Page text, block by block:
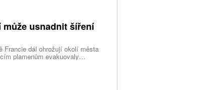
usnadnit šíření
Francie dál ohrožují okolí města
plamenům evakuovaly
bezpečnostních
jevu, který podle nich